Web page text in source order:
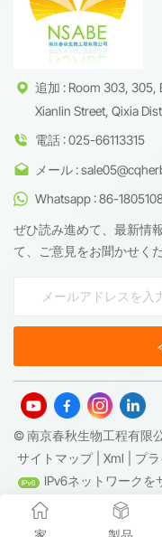
イソキノリンアルカロ
で知られ、カルシウム
害、オートファジー調
て、テトランドリンを
品および実験室用途に
す。また、初期段階の
出物（例：50%～80%
す。当社のテトランド
れた認証済みのステフ
可能な方法で収穫され
ーン溶剤回収システム
ープリントクロマトグ
より、すべての出荷品
よびアルカロイドの一
ることが保証されます
常に高い価値を持つ。
および腫瘍経路を標的
は活性中間体として広
抗作用は、心血管系お
補助食品および機能
追加 : Room 303, 305,
Xianlin Street, Qixia
電話 : 025-66113315
メール :
Whatsapp : 86-
ぜひ読み進めて、最新情
て、ご意見をお聞かせくだ
© 南京春秋生物工程有限
サイトマップ
Xml
プ
IPv6ネットワークを